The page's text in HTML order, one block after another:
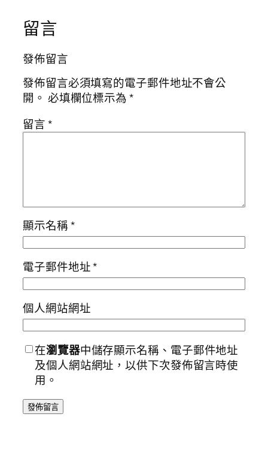
留言
發佈留言
發佈留言必須填寫的電子郵件地址不會公
開。 必填欄位標示為*
留言*
顯示名稱*
電子郵件地址*
個人網站網址
在瀏覽器中儲存顯示名稱、電子郵件地址
及個人網站網址，以供下次發佈留言時使
用。